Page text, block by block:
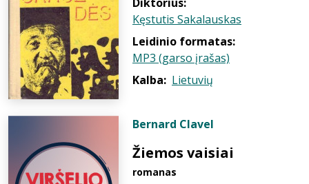
Kęstutis Sakalauskas
Leidinio formatas:
MP3 (garso įrašas)
Kalba: Lietuvių
Bernard Clavel
Žiemos vaisiai
romanas